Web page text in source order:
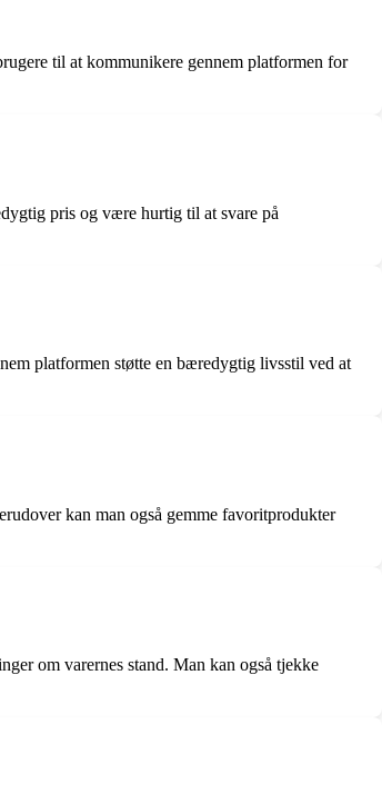
til at kommunikere gennem platformen for
pris og være hurtig til at svare på
platformen støtte en bæredygtig livsstil ved at
kan man også gemme favoritprodukter
om varernes stand. Man kan også tjekke